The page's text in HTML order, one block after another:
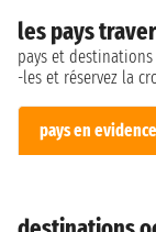
les pays
pays et
-les et réservez la
pays en evidence